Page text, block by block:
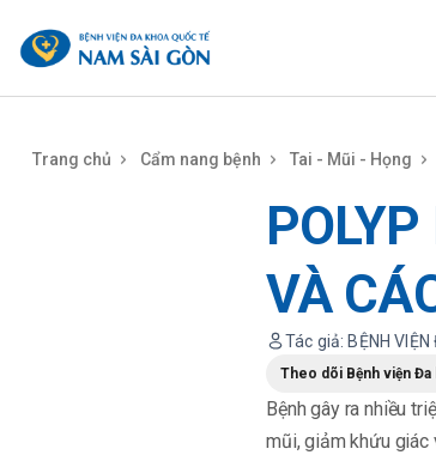
Trang chủ Cẩm nang bệnh Tai - Mũi - Họng
VÀ
Tác giả: BỆNH
Theo dõi Bệnh viện Đa
Bệnh gây ra nhiều
mũi, giảm khứu giác